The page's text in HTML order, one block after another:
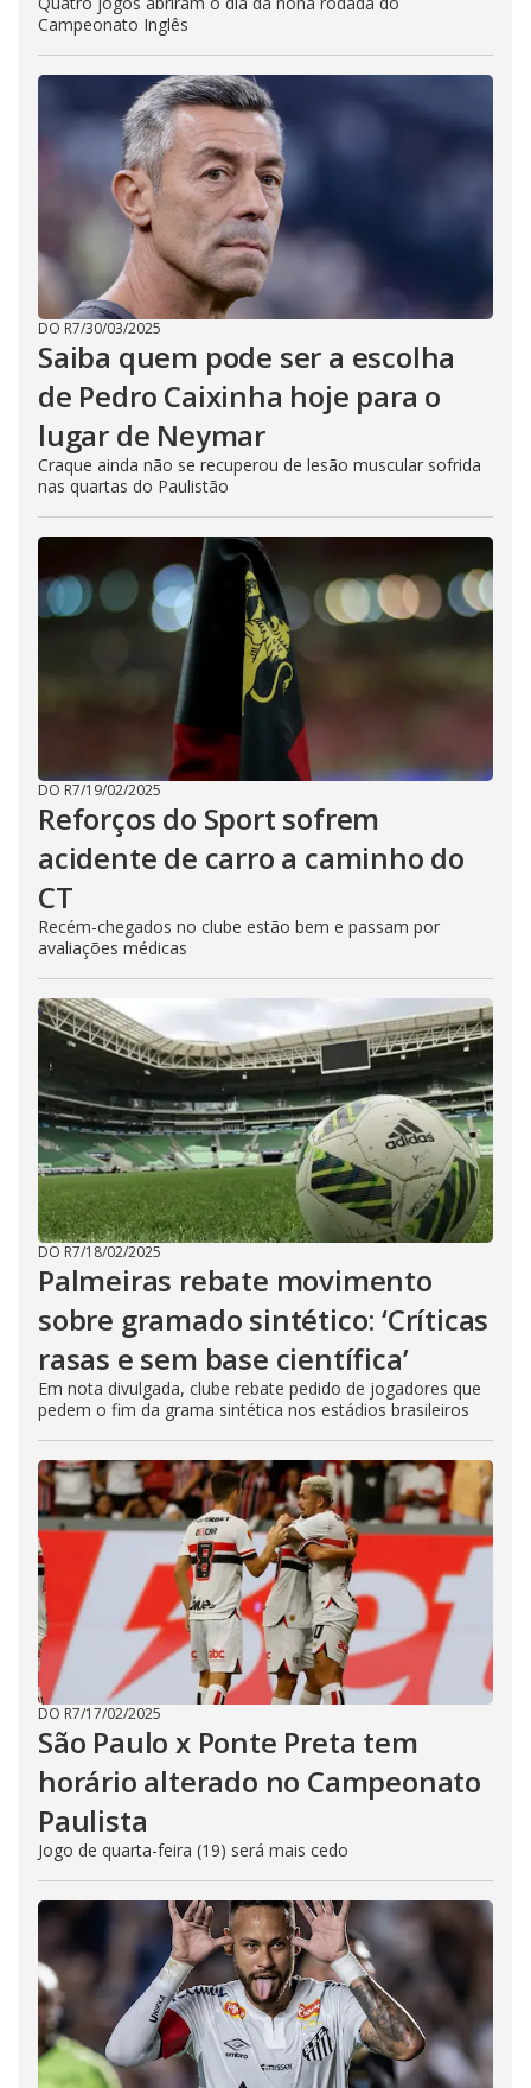
Campeonato Inglês
DO R7/30/03/2025
Saiba quem pode ser a escolha
de Pedro Caixinha hoje para o
lugar de Neymar
Craque ainda não se recuperou de lesão muscular sofrida
nas quartas do Paulistão
DO R7/19/02/2025
Reforços do Sport sofrem
acidente de carro a caminho do
CT
Recém-chegados no clube estão bem e passam por
avaliações médicas
DO R7/18/02/2025
Palmeiras rebate movimento
sobre gramado sintético: ‘Críticas
rasas e sem base científica’
Em nota divulgada, clube rebate pedido de jogadores que
pedem o fim da grama sintética nos estádios brasileiros
DO R7/17/02/2025
São Paulo x Ponte Preta tem
horário alterado no Campeonato
Paulista
Jogo de quarta-feira (19) será mais cedo